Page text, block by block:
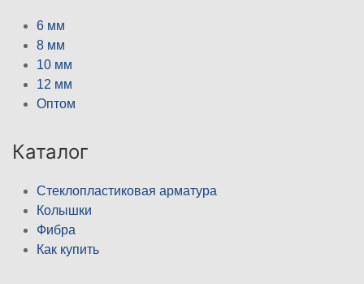
6 мм
8 мм
10 мм
12 мм
Оптом
Каталог
Стеклопластиковая арматура
Колышки
Фибра
Как купить